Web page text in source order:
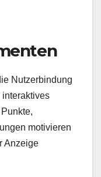
Nutzerbindung
motivieren
Anzeige